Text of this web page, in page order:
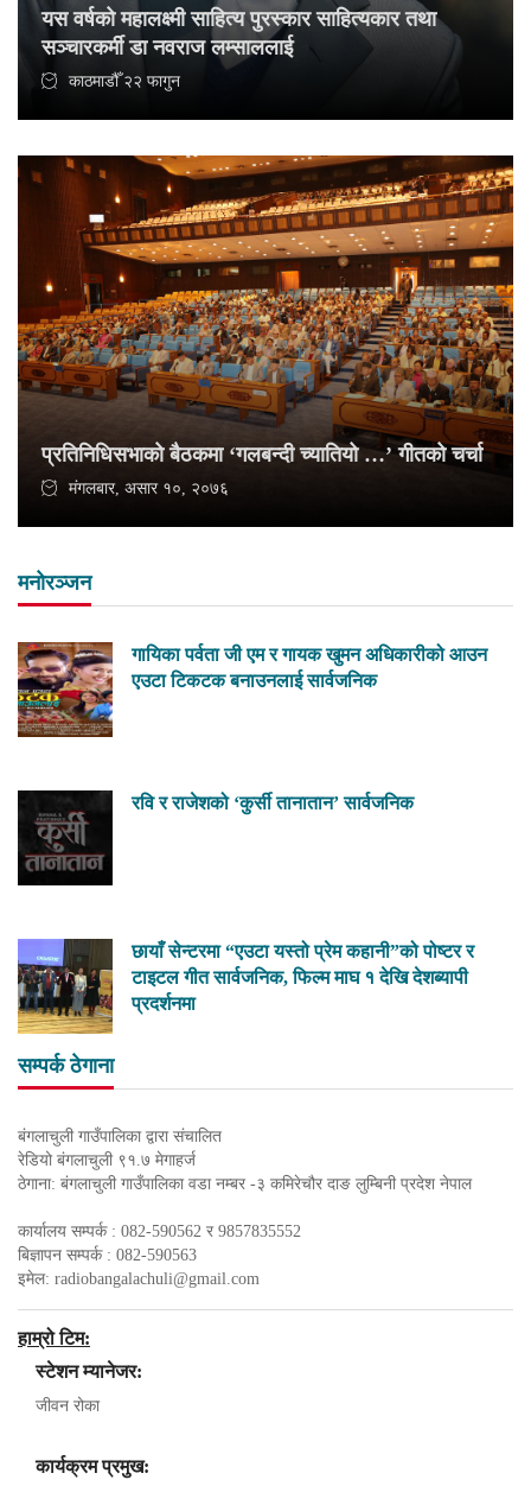
यस वर्षको महालक्ष्मी साहित्य पुरस्कार साहित्यकार तथा
सञ्चारकर्मी डा नवराज लम्साललाई
काठमाडौँ २२ फागुन
प्रतिनिधिसभाको बैठकमा ‘गलबन्दी च्यातियो …’ गीतको चर्चा
मंगलबार, असार १०, २०७६
मनोरञ्जन
गायिका पर्वता जी एम र गायक खुमन अधिकारीको आउन
एउटा टिकटक बनाउनलाई सार्वजनिक
रवि र राजेशको ‘कुर्सी तानातान’ सार्वजनिक
छायाँ सेन्टरमा “एउटा यस्तो प्रेम कहानी”को पोष्टर र
टाइटल गीत सार्वजनिक, फिल्म माघ १ देखि देशब्यापी
प्रदर्शनमा
सम्पर्क ठेगाना
बंगलाचुली गाउँपालिका द्वारा संचालित
रेडियो बंगलाचुली ९१.७ मेगाहर्ज
ठेगाना: बंगलाचुली गाउँपालिका वडा नम्बर -३ कमिरेचौर दाङ लुम्बिनी प्रदेश नेपाल
कार्यालय सम्पर्क : 082-590562 र 9857835552
बिज्ञापन सम्पर्क : 082-590563
इमेल: radiobangalachuli@gmail.com
हाम्रो टिम:
स्टेशन म्यानेजर:
जीवन रोका
कार्यक्रम प्रमुख: